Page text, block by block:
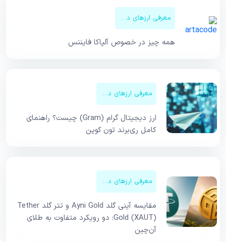
معرفی ارزهای دیجیتال
همه چیز در خصوص آلپاکا فایننس
معرفی ارزهای دیجیتال
ارز دیجیتال گرام (Gram) چیست؟ راهنمای
کامل ری‌برند تون کوین
معرفی ارزهای دیجیتال
مقایسه آینی گلد Ayni Gold و تتر گلد Tether
Gold (XAUT): دو رویکرد متفاوت به طلای
آن‌چین